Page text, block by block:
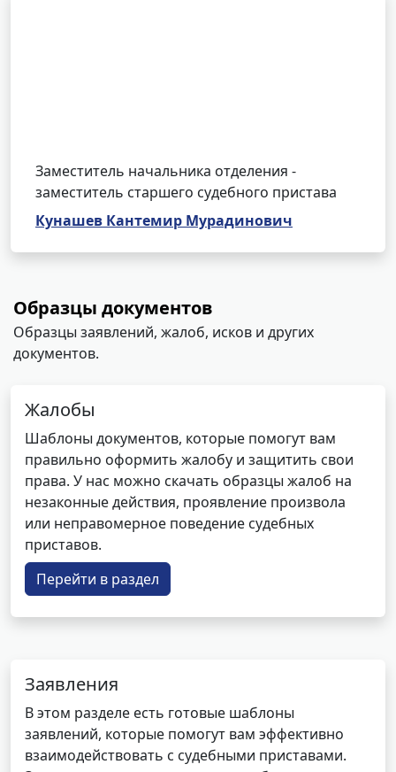
Заместитель начальника отделения -
заместитель старшего судебного пристава
Кунашев Кантемир Мурадинович
Образцы документов
Образцы заявлений, жалоб, исков и других
документов.
Жалобы
Шаблоны документов, которые помогут вам
правильно оформить жалобу и защитить свои
права. У нас можно скачать образцы жалоб на
незаконные действия, проявление произвола
или неправомерное поведение судебных
приставов.
Перейти в раздел
Заявления
В этом разделе есть готовые шаблоны
заявлений, которые помогут вам эффективно
взаимодействовать с судебными приставами.